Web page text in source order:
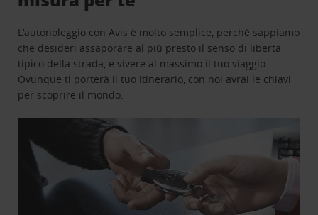
L’autonoleggio con Avis è molto semplice, perchè sappiamo
che desideri assaporare al più presto il senso di libertà
tipico della strada, e vivere al massimo il tuo viaggio.
Ovunque ti porterà il tuo itinerario, con noi avrai le chiavi
per scoprire il mondo.